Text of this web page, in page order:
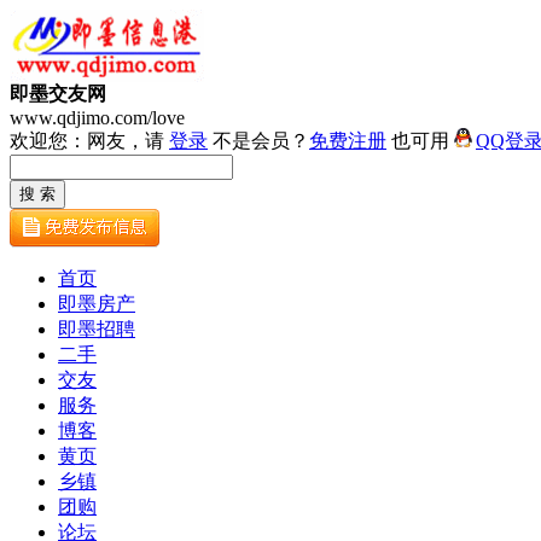
即墨交友网
www.qdjimo.com/love
欢迎您：网友，请 登录 不是会员？ 免费注册 也可用 QQ登
首页
即墨房产
即墨招聘
二手
交友
服务
博客
黄页
乡镇
团购
论坛